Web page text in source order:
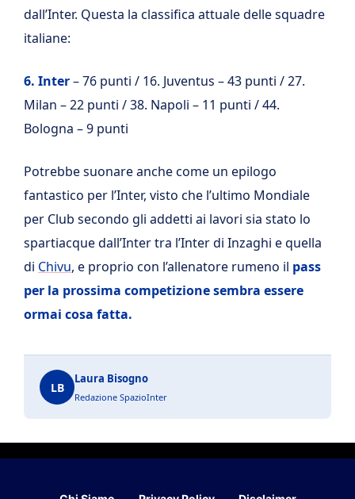
dall’Inter. Questa la classifica attuale delle squadre
italiane:
6. Inter– 76 punti / 16. Juventus – 43 punti / 27.
Milan – 22 punti / 38. Napoli – 11 punti / 44.
Bologna – 9 punti
Potrebbe suonare anche come un epilogo
fantastico per l’Inter, visto che l’ultimo Mondiale
per Club secondo gli addetti ai lavori sia stato lo
spartiacque dall’Inter tra l’Inter di Inzaghi e quella
di Chivu, e proprio con l’allenatore rumeno il pass
per la prossima competizione sembra essere
ormai cosa fatta.
LB
Laura Bisogno
Redazione SpazioInter